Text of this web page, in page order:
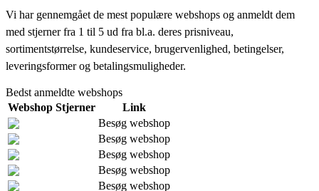
Vi har gennemgået de mest populære webshops og anmeldt dem
med stjerner fra 1 til 5 ud fra bl.a. deres prisniveau,
sortimentstørrelse, kundeservice, brugervenlighed, betingelser,
leveringsformer og betalingsmuligheder.
Bedst anmeldte webshops
Webshop Stjerner
Link
Besøg webshop
Besøg webshop
Besøg webshop
Besøg webshop
Besøg webshop